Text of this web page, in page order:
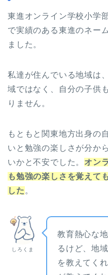
東進オンライン学校小学
で実績のある東進のネー
ました。
私達が住んでいる地域は
域ではなく、自分の子供
りません。
もともと関東地方出身の
いと勉強の楽しさが分か
いかと不安でした。 オン
も勉強の楽しさを覚えて
した 。
しろくま
教育熱心な
るけど、地
を教えてく